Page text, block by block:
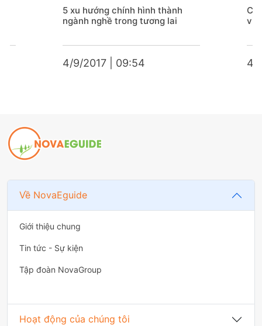
5 xu hướng chính hình thành
ngành nghề trong tương lai
4/9/2017 | 09:54 4/
Về NovaEguide
Giới thiệu chung
Tin tức - Sự kiện
Tập đoàn NovaGroup
Hoạt động của chúng tôi